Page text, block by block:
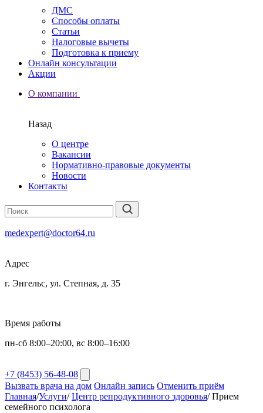
ДМС
Способы оплаты
Статьи
Налоговые вычеты
Подготовка к приему
Онлайн консультации
Акции
О компании
Назад
О центре
Вакансии
Нормативно-правовые документы
Новости
Контакты
medexpert@doctor64.ru
Адрес
г. Энгельс, ул. Степная, д. 35
Время работы
пн-сб 8:00–20:00, вс 8:00–16:00
+7 (8453) 56-48-08
Вызвать врача на дом Онлайн запись Отменить приём
Главная/Услуги/ Центр репродуктивного здоровья/ Прием
семейного психолога